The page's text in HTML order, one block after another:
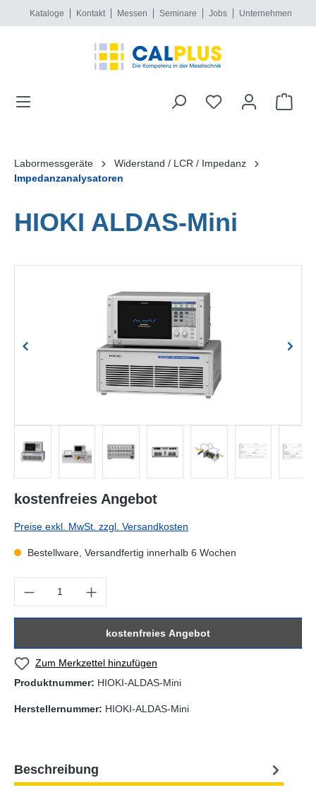
springen
Kataloge Kontakt Messen Seminare Jobs Unternehmen
Labormessgeräte
Widerstand / LCR / Impedanz
Impedanzanalysatoren
HIOKI ALDAS-Mini
kostenfreies Angebot
Preise exkl. MwSt. zzgl. Versandkosten
Bestellware, Versandfertig innerhalb 6 Wochen
kostenfreies Angebot
Zum Merkzettel hinzufügen
Produktnummer: HIOKI-ALDAS-Mini
Herstellernummer: HIOKI-ALDAS-Mini
Beschreibung